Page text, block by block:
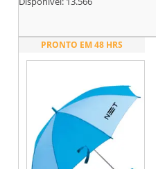
PRONTO EM 48 HRS